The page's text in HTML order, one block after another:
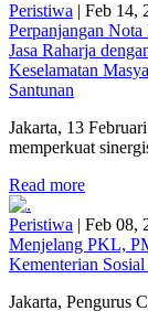
Peristiwa | Feb 14,
Perpanjangan
Jasa Raharja
Keselamatan
Santunan
Jakarta, 13
memperkuat
Read more
Peristiwa | Feb 08,
Menjelang PKL,
Kementerian
Jakarta, Pengurus